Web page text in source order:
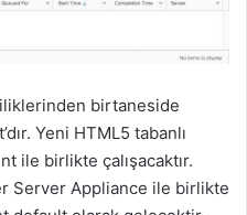
birtaneside
Yeni HTML5 tabanlı
ile birlikte çalışacaktır.
Server Appliance ile birlikte